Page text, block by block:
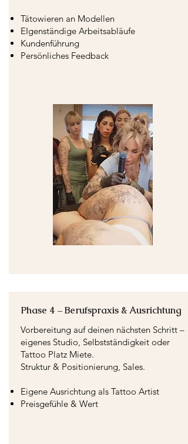
Tätowieren an Modellen
EIgenständige Arbeitsabläufe
Kundenführung
Persönliches Feedback
Phase 4 – Berufspraxis & Ausrichtung
Vorbereitung auf deinen nächsten Schritt –
eigenes Studio, Selbstständigkeit oder
Tattoo Platz Miete.
Struktur & Positionierung, Sales.
Eigene Ausrichtung als Tattoo Artist
Preisgefühle & Wert